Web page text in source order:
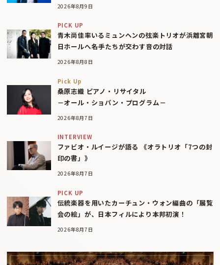
2026年8月9日
PICK UP
青木尚佳率いるミュンヘンの弦楽トリオが浜離宮朝
日ホールへ――名手たちが交わす音の対話
2026年8月8日
Pick Up
桑原志織 ピアノ・リサイタル
－オール・ショパン・プログラム－
2026年8月7日
INTERVIEW
ファビオ・ルイージが語る 《オラトリオ「7つの封
印の書」》
2026年8月7日
PICK UP
伝統楽器を用いたカーチュン・ウォン編曲の「展覧
会の絵」が、日本フィルにより本邦初演！
2026年8月7日